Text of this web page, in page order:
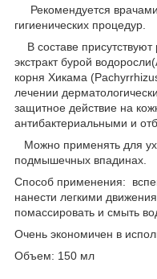
Рекомендуется
гигиенических процедур.
В составе
экстракт бурой
корня Хикама
лечении
защитное действие на
антибактериальными и
Можно применять для
подмышечных впадинах.
Способ применения:
нанести легкими
помассировать и смыть
Очень экономичен в
Объем: 150 мл